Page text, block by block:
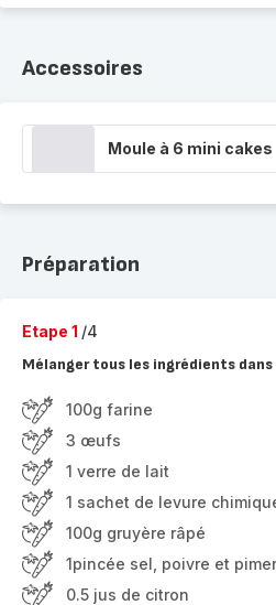
Accessoires
Moule à 6 mini cakes
Préparation
Etape 1 /4
Mélanger tous les ingrédients
100g farine
3 œufs
1 verre de lait
1 sachet de levure
100g gruyère râpé
1pincée sel, poivre et
0.5 jus de citron